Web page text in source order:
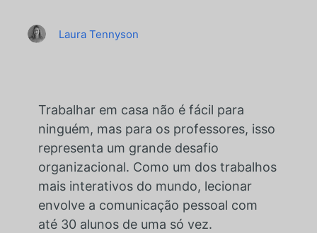
Laura Tennyson
Trabalhar em casa não é fácil para
ninguém, mas para os professores, isso
representa um grande desafio
organizacional. Como um dos trabalhos
mais interativos do mundo, lecionar
envolve a comunicação pessoal com
até 30 alunos de uma só vez.